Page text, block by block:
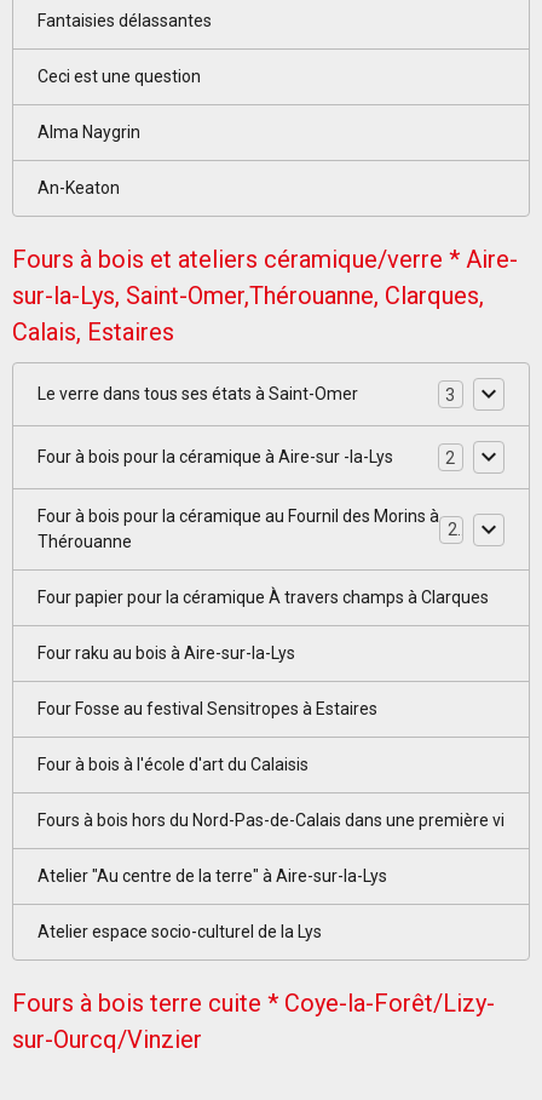
Fantaisies délassantes
Ceci est une question
Alma Naygrin
An-Keaton
Fours à bois et ateliers céramique/verre * Aire-
sur-la-Lys, Saint-Omer,Thérouanne, Clarques,
Calais, Estaires
Le verre dans tous ses états à Saint-Omer 3
Four à bois pour la céramique à Aire-sur -la-Lys 2
Four à bois pour la céramique au Fournil des Morins à
Thérouanne
Four papier pour la céramique À travers champs à Clarques
Four raku au bois à Aire-sur-la-Lys
Four Fosse au festival Sensitropes à Estaires
Four à bois à l'école d'art du Calaisis
Fours à bois hors du Nord-Pas-de-Calais dans une première vi
Atelier "Au centre de la terre" à Aire-sur-la-Lys
Atelier espace socio-culturel de la Lys
Fours à bois terre cuite * Coye-la-Forêt/Lizy-
sur-Ourcq/Vinzier